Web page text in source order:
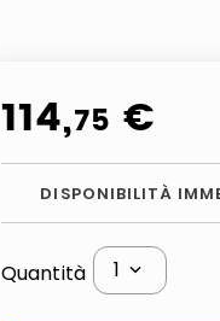
114,75 €
DISPONIBILITÀ
Quantità 1